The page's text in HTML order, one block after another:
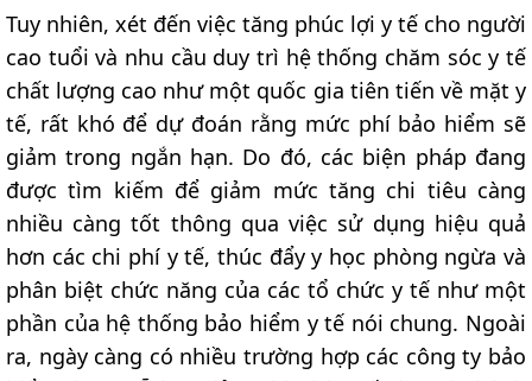
Tuy nhiên, xét đến việc tăng phúc lợi y tế cho người
cao tuổi và nhu cầu duy trì hệ thống chăm sóc y tế
chất lượng cao như một quốc gia tiên tiến về mặt y
tế, rất khó để dự đoán rằng mức phí bảo hiểm sẽ
giảm trong ngắn hạn. Do đó, các biện pháp đang
được tìm kiếm để giảm mức tăng chi tiêu càng
nhiều càng tốt thông qua việc sử dụng hiệu quả
hơn các chi phí y tế, thúc đẩy y học phòng ngừa và
phân biệt chức năng của các tổ chức y tế như một
phần của hệ thống bảo hiểm y tế nói chung. Ngoài
ra, ngày càng có nhiều trường hợp các công ty bảo